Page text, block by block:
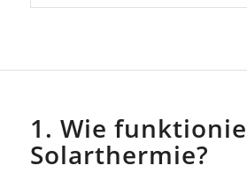
1. Wie
Solarthermie?